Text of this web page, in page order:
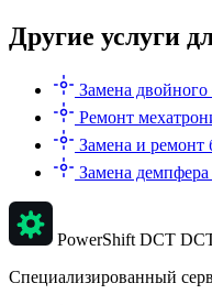
Другие услуги
Замена двойного
Ремонт
Замена и ремонт
Замена
PowerShift DCT
Специализированный